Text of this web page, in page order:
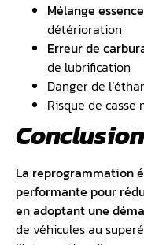
Mélange
détérioration
Erreur de
de lubrification
Danger de
Risque de
Conclusion
La reprogrammation
performante pour
en adoptant une
de véhicules au